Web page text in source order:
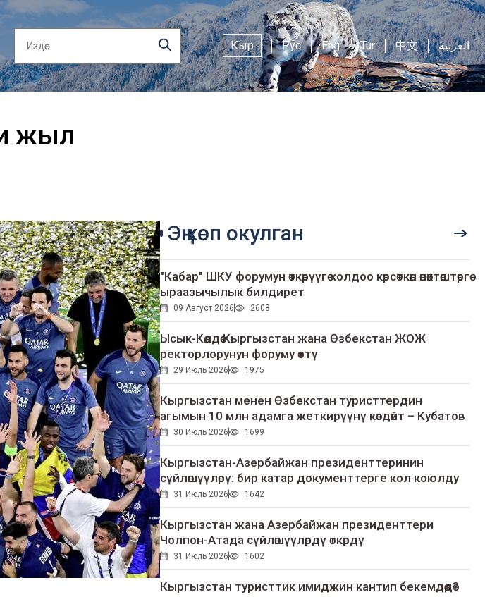
Кыр Рус Eng Tur 中文 العربية
жыл
Эң көп окулган
"Кабар" ШКУ форумун өткөрүүгө колдоо көрсөткөн өнөктөштөргө
ыраазычылык билдирет
09 Август 2026 2608
Ысык-Көлдө Кыргызстан жана Өзбекстан ЖОЖ
ректорлорунун форуму өттү
29 Июль 2026 1975
Кыргызстан менен Өзбекстан туристтердин
агымын 10 млн адамга жеткирүүнү көздөйт – Кубатов
30 Июль 2026 1699
Кыргызстан-Азербайжан президенттеринин
сүйлөшүүлөрү: бир катар документтерге кол коюлду
31 Июль 2026 1642
Кыргызстан жана Азербайжан президенттери
Чолпон-Атада сүйлөшүүлөрдү өткөрдү
31 Июль 2026 1602
Кыргызстан туристтик имиджин кантип бекемдөөдө?